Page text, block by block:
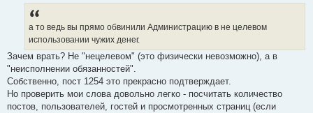
а то ведь вы прямо обвинили Администрацию в не целевом
использовании чужих денег.
Зачем врать? Не "нецелевом" (это физически невозможно), а в
"неисполнении обязанностей".
Собственно, пост 1254 это прекрасно подтверждает.
Но проверить мои слова довольно легко - посчитать количество
постов, пользователей, гостей и просмотренных страниц (если